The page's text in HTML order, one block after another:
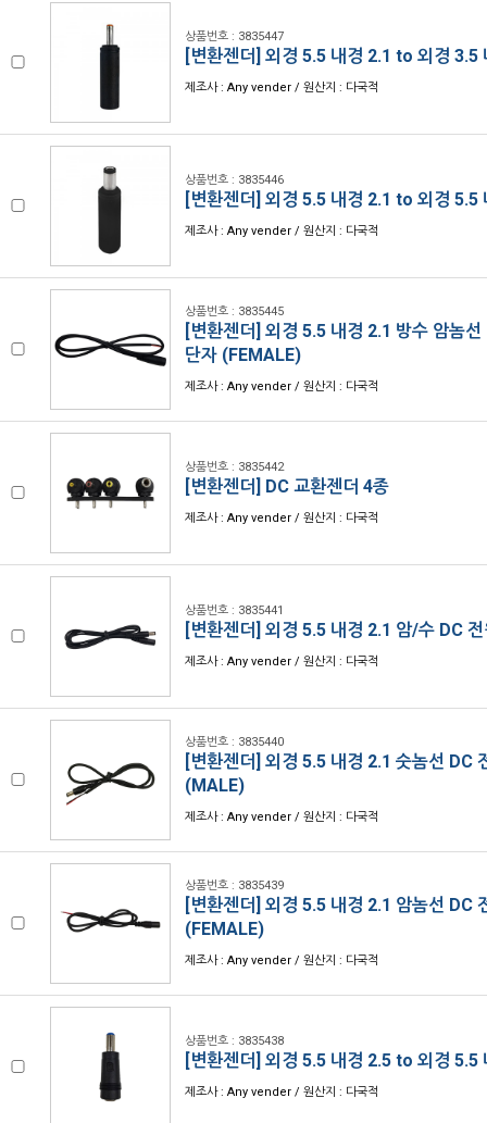
상품번호 : 3835447
[변환젠더] 외경 5.5 내경 2.1 to 외경 3.5
제조사 : Any vender / 원산지 : 다국적
상품번호 : 3835446
[변환젠더] 외경 5.5 내경 2.1 to 외경 5.5
제조사 : Any vender / 원산지 : 다국적
상품번호 : 3835445
[변환젠더] 외경 5.5 내경 2.1 방수 암놈
단자 (FEMALE)
제조사 : Any vender / 원산지 : 다국적
상품번호 : 3835442
[변환젠더] DC 교환젠더 4종
제조사 : Any vender / 원산지 : 다국적
상품번호 : 3835441
[변환젠더] 외경 5.5 내경 2.1 암/수 DC
제조사 : Any vender / 원산지 : 다국적
상품번호 : 3835440
[변환젠더] 외경 5.5 내경 2.1 숫놈선 DC
(MALE)
제조사 : Any vender / 원산지 : 다국적
상품번호 : 3835439
[변환젠더] 외경 5.5 내경 2.1 암놈선 DC
(FEMALE)
제조사 : Any vender / 원산지 : 다국적
상품번호 : 3835438
[변환젠더] 외경 5.5 내경 2.5 to 외경 5.5
제조사 : Any vender / 원산지 : 다국적